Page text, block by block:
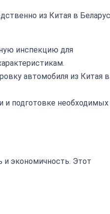
из Китая в
инспекцию для
автомобиля из Китая в
подготовке необходимых
и экономичность. Этот